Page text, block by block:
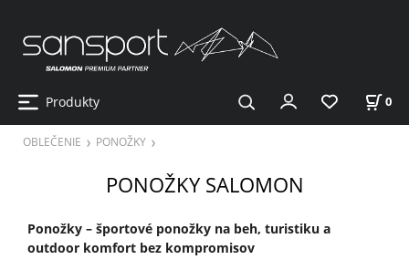
Produkty 0
OBLEČENIE PONOŽKY
PONOŽKY SALOMON
Ponožky – športové ponožky na beh, turistiku a
outdoor komfort bez kompromisov